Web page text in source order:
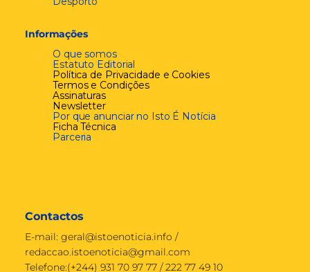
Informações
O que somos
Estatuto Editorial
Política de Privacidade e Cookies
Termos e Condições
Assinaturas
Newsletter
Por que anunciar no Isto É Notícia
Ficha Técnica
Parceria
Contactos
E-mail: geral@istoenoticia.info /
redaccao.istoenoticia@gmail.com
Telefone:(+244) 931 70 97 77 / 222 77 49 10